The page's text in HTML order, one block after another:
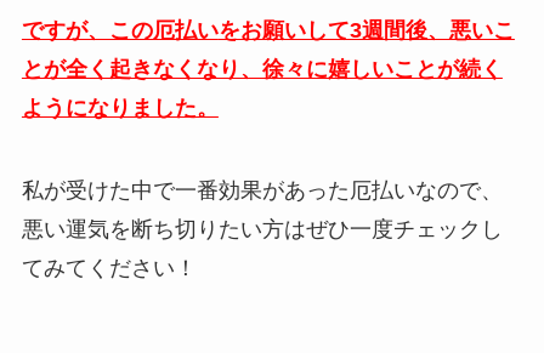
ですが、この厄払いをお願いして3週間後、悪いこ
とが全く起きなくなり、徐々に嬉しいことが続く
ようになりました。
私が受けた中で一番効果があった厄払いなので、
悪い運気を断ち切りたい方はぜひ一度チェックし
てみてください！